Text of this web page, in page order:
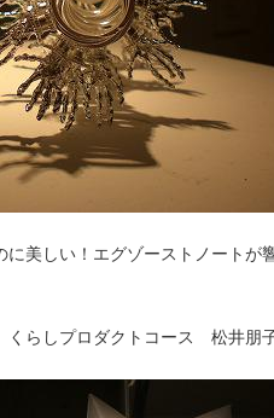
に美しい！エグゾーストノートが
くらしプロダクトコース 松井朋